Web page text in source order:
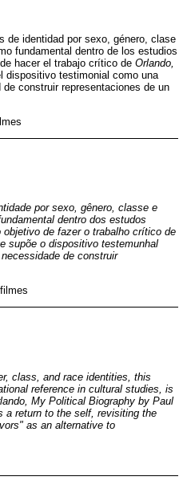
de identidad por sexo, género, clase
fundamental dentro de los estudios
hacer el trabajo crítico de Orlando,
dispositivo testimonial como una
construir representaciones de un
por sexo, gênero, classe e
dentro dos estudos
de fazer o trabalho crítico de
supõe o dispositivo testemunhal
de construir
class, and race identities, this
reference in cultural studies, is
My Political Biography by Paul
a return to the self, revisiting the
as an alternative to